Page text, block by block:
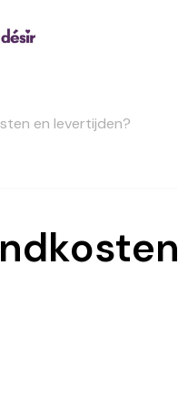
en levertijden?